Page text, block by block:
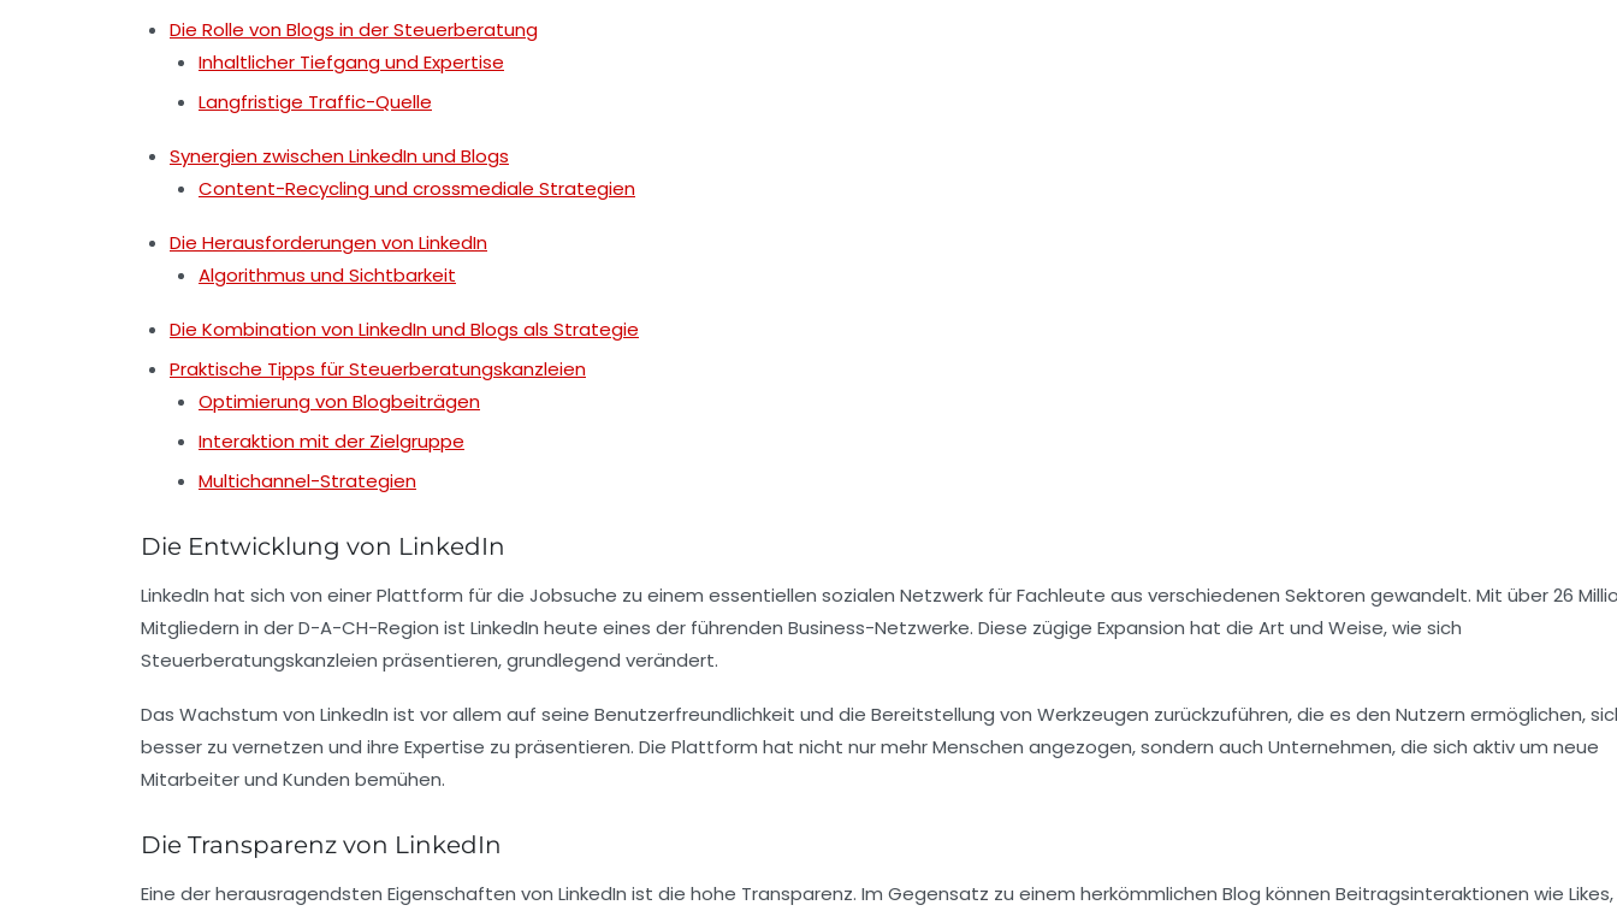
Die Rolle von Blogs in der Steuerberatung
Inhaltlicher Tiefgang und Expertise
Langfristige Traffic-Quelle
Synergien zwischen LinkedIn und Blogs
Content-Recycling und crossmediale Strategien
Die Herausforderungen von LinkedIn
Algorithmus und Sichtbarkeit
Die Kombination von LinkedIn und Blogs als Strategie
Praktische Tipps für Steuerberatungskanzleien
Optimierung von Blogbeiträgen
Interaktion mit der Zielgruppe
Multichannel-Strategien
Die Entwicklung von LinkedIn
LinkedIn hat sich von einer Plattform für die Jobsuche zu einem essentiellen sozialen Netzwerk für Fachleute aus verschiedenen Sektoren gewandelt. Mit über 26
Mitgliedern in der D-A-CH-Region ist LinkedIn heute eines der führenden Business-Netzwerke. Diese zügige Expansion hat die Art und Weise, wie sich
Steuerberatungskanzleien präsentieren, grundlegend verändert.
Das Wachstum von LinkedIn ist vor allem auf seine Benutzerfreundlichkeit und die Bereitstellung von Werkzeugen zurückzuführen, die es den Nutzern ermöglichen,
besser zu vernetzen und ihre Expertise zu präsentieren. Die Plattform hat nicht nur mehr Menschen angezogen, sondern auch Unternehmen, die sich aktiv um neue
Mitarbeiter und Kunden bemühen.
Die Transparenz von LinkedIn
Eine der herausragendsten Eigenschaften von LinkedIn ist die hohe Transparenz. Im Gegensatz zu einem herkömmlichen Blog können Beitragsinteraktionen wie Likes,